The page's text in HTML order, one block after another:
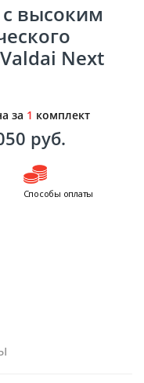
высоким
Next
за 1 комплект
руб.
Способы оплаты